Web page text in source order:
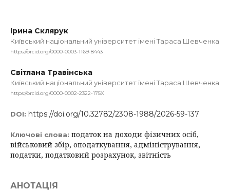
Ірина Склярук
Київський національний університет імені Тараса Шевченка
https://orcid.org/0000-0003-1169-8443
Світлана Травінська
Київський національний університет імені Тараса Шевченка
https://orcid.org/0000-0002-2322-175X
DOI: https://doi.org/10.32782/2308-1988/2026-59-137
Ключові слова: податок на доходи фізичних осіб,
військовий збір, оподаткування, адміністрування,
податки, податковий розрахунок, звітність
АНОТАЦІЯ